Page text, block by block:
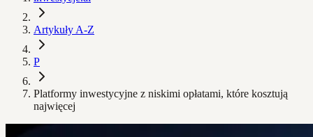
Artykuły A-Z
P
Platformy inwestycyjne z niskimi opłatami, które kosztują
najwięcej